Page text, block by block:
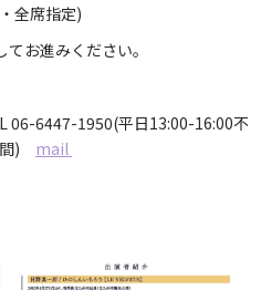
・全席指定)
てお進みください。
06-6447-1950(平日13:00-16:00不
) mail